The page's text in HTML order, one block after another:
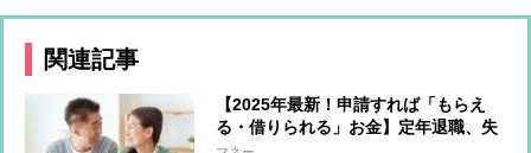
関連記事
【2025年最新！申請すれば「もらえ
る・借りられる」お金】定年退職、失